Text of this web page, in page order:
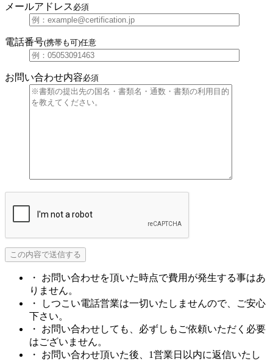
メールアドレス 必須
電話番号(携帯も可)任意
お問い合わせ内容必須
・ お問い合わせを頂いた時点で費用が発生する事はあ
りません。
・ しつこい電話営業は一切いたしませんので、ご安心
下さい。
・ お問い合わせしても、必ずしもご依頼いただく必要
はございません。
・ お問い合わせ頂いた後、1営業日以内に返信いたし